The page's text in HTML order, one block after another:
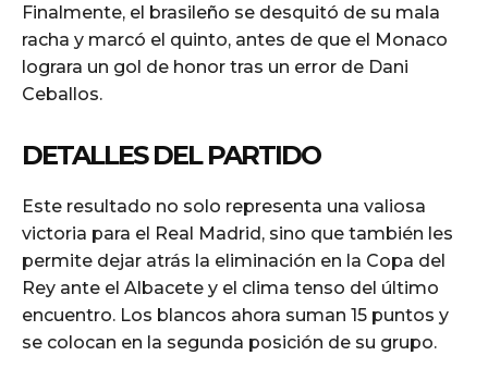
Finalmente, el brasileño se desquitó de su mala
racha y marcó el quinto, antes de que el Monaco
lograra un gol de honor tras un error de Dani
Ceballos.
DETALLES DEL PARTIDO
Este resultado no solo representa una valiosa
victoria para el Real Madrid, sino que también les
permite dejar atrás la eliminación en la Copa del
Rey ante el Albacete y el clima tenso del último
encuentro. Los blancos ahora suman 15 puntos y
se colocan en la segunda posición de su grupo.